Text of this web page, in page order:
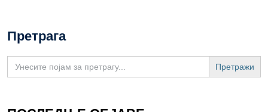
Претрага
Search
for: